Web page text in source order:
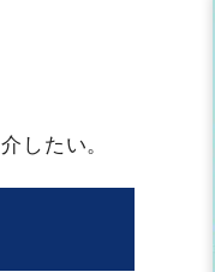
したい。